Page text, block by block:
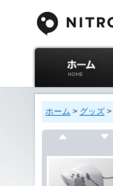
ニトロプラス公式
サイト ホーム
ホーム > グッズ >